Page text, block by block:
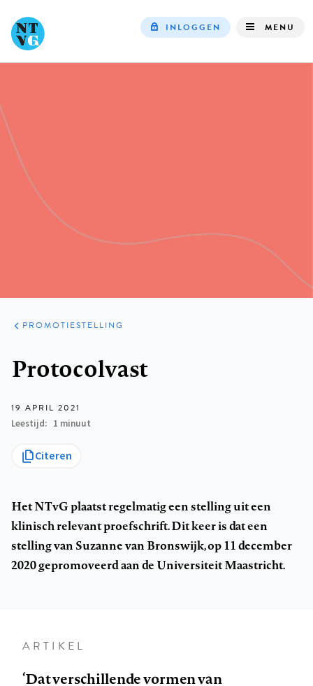
INLOGGEN MENU
ARTIKELEN
OPINIE
PROMOTIESTELLING
Protocolvast
19 APRIL 2021
Leestijd
1 minuut
Citeren
Het NTvG plaatst regelmatig een stelling uit een
klinisch relevant proefschrift. Dit keer is dat een
stelling van Suzanne van Bronswijk, op 11 december
2020 gepromoveerd aan de Universiteit Maastricht.
ARTIKEL
‘Dat verschillende vormen van